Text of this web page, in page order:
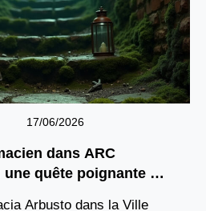
17/06/2026
dans ARC
une quête poignante à
Arbusto dans la Ville